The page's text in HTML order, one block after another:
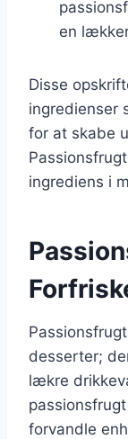
en
Disse
ingredienser
for at skabe
ingrediens i
desserter;
lækre
forvandle